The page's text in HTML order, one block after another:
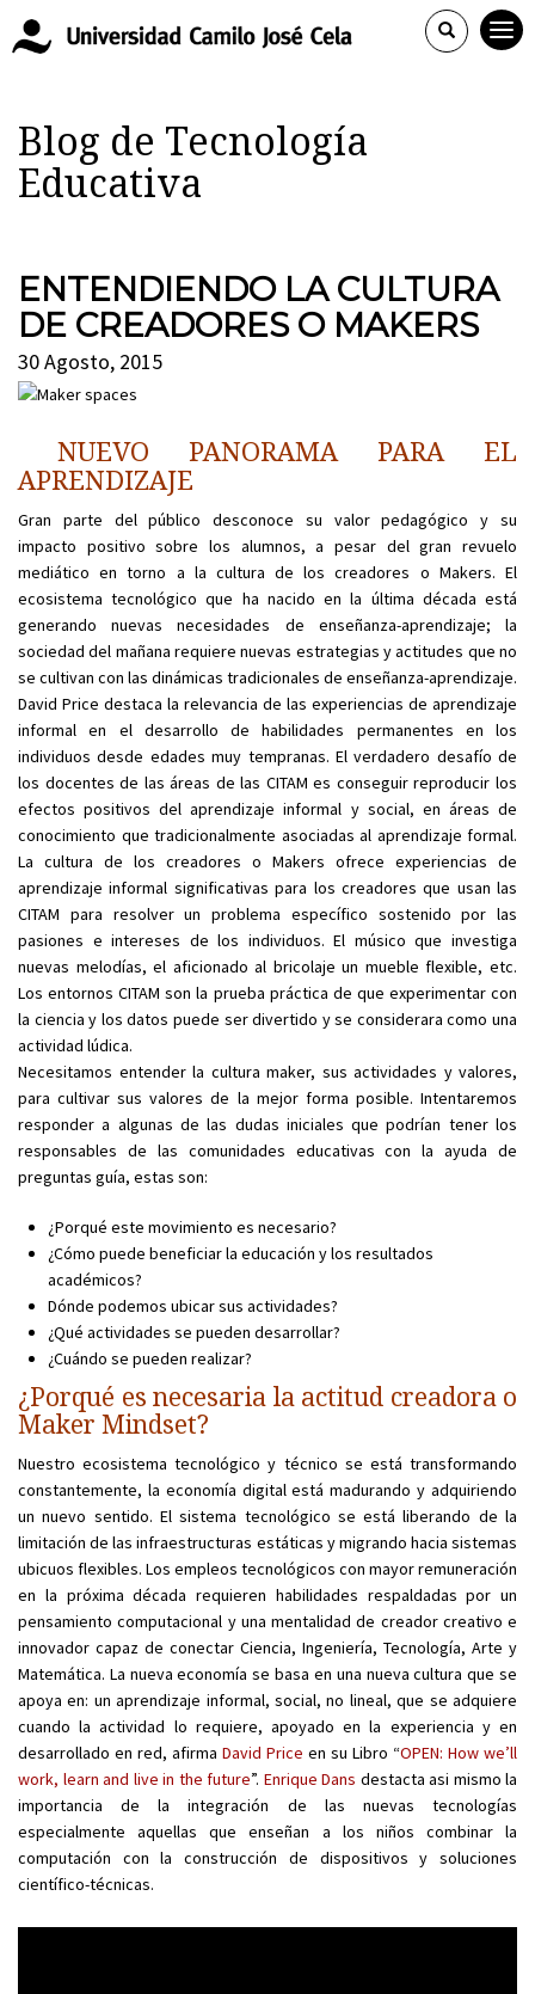
Blog de Tecnología
Educativa
ENTENDIENDO LA CULTURA
DE CREADORES O MAKERS
30 Agosto, 2015
NUEVO PANORAMA PARA EL
APRENDIZAJE
Gran parte del público desconoce su valor pedagógico y su
impacto positivo sobre los alumnos, a pesar del gran revuelo
mediático en torno a la cultura de los creadores o Makers. El
ecosistema tecnológico que ha nacido en la última década está
generando nuevas necesidades de enseñanza-aprendizaje; la
sociedad del mañana requiere nuevas estrategias y actitudes que no
se cultivan con las dinámicas tradicionales de enseñanza-aprendizaje.
David Price destaca la relevancia de las experiencias de aprendizaje
informal en el desarrollo de habilidades permanentes en los
individuos desde edades muy tempranas. El verdadero desafío de
los docentes de las áreas de las CITAM es conseguir reproducir los
efectos positivos del aprendizaje informal y social, en áreas de
conocimiento que tradicionalmente asociadas al aprendizaje formal.
La cultura de los creadores o Makers ofrece experiencias de
aprendizaje informal significativas para los creadores que usan las
CITAM para resolver un problema específico sostenido por las
pasiones e intereses de los individuos. El músico que investiga
nuevas melodías, el aficionado al bricolaje un mueble flexible, etc.
Los entornos CITAM son la prueba práctica de que experimentar con
la ciencia y los datos puede ser divertido y se considerara como una
actividad lúdica.
Necesitamos entender la cultura maker, sus actividades y valores,
para cultivar sus valores de la mejor forma posible. Intentaremos
responder a algunas de las dudas iniciales que podrían tener los
responsables de las comunidades educativas con la ayuda de
preguntas guía, estas son:
¿Porqué este movimiento es necesario?
¿Cómo puede beneficiar la educación y los resultados
académicos?
Dónde podemos ubicar sus actividades?
¿Qué actividades se pueden desarrollar?
¿Cuándo se pueden realizar?
¿Porqué es necesaria la actitud creadora o
Maker Mindset?
Nuestro ecosistema tecnológico y técnico se está transformando
constantemente, la economía digital está madurando y adquiriendo
un nuevo sentido. El sistema tecnológico se está liberando de la
limitación de las infraestructuras estáticas y migrando hacia sistemas
ubicuos flexibles. Los empleos tecnológicos con mayor remuneración
en la próxima década requieren habilidades respaldadas por un
pensamiento computacional y una mentalidad de creador creativo e
innovador capaz de conectar Ciencia, Ingeniería, Tecnología, Arte y
Matemática. La nueva economía se basa en una nueva cultura que se
apoya en: un aprendizaje informal, social, no lineal, que se adquiere
cuando la actividad lo requiere, apoyado en la experiencia y en
desarrollado en red, afirma David Price en su Libro “OPEN: How we’ll
work, learn and live in the future”. Enrique Dans destacta asi mismo la
importancia de la integración de las nuevas tecnologías
especialmente aquellas que enseñan a los niños combinar la
computación con la construcción de dispositivos y soluciones
científico-técnicas.